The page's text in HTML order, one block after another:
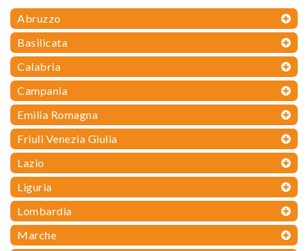
Abruzzo
Basilicata
Calabria
Campania
Emilia Romagna
Friuli Venezia Giulia
Lazio
Liguria
Lombardia
Marche